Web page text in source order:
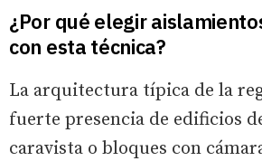
¿Por qué elegir
con esta técnica?
La arquitectura típica de la
fuerte presencia de edificios
caravista o bloques con